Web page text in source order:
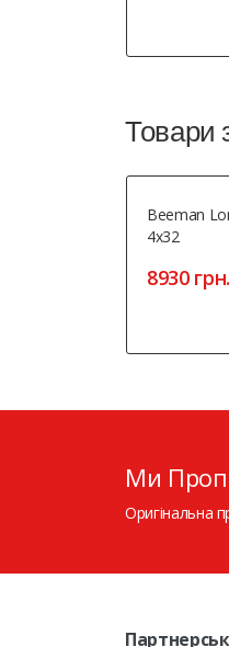
Товари
Beeman
4x32
8930 грн.
Ми
Оригінальна